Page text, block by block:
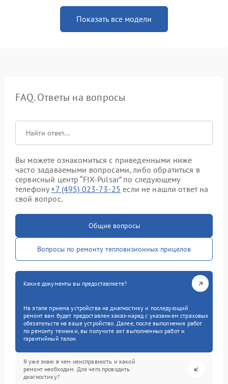
Показать все модели
FAQ. Ответы на вопросы
Вы можете ознакомиться с приведенными ниже
часто задаваемыми вопросами, либо обратиться в
сервисный центр “FIX-Pulsar” по следующему
телефону+7 (495) 023-73-25 если не нашли ответ на
свой вопрос.
Общие вопросы
Вопросы по ремонту тепловизионных прицелов
Какие документы вы предоставляете?
На этапе приема устройства на диагностику и последующий
ремонт вам будет предоставлен заказ-наряд с указанием страховых
обязательств на ваше устройство. Далее, после выполнения работ
по ремонту техники, вы получите акт выполненных работ и
гарантийный талон.
Я уже знаю в чем неисправность и какой
ремонт необходим. Для чего проводить
диагностику?